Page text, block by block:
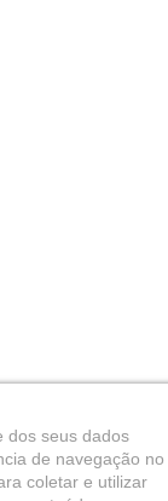
dos seus dados
de navegação no
coletar e utilizar